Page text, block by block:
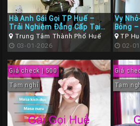
Hà Anh Gái Gọi TP Huế –
Trải Nghiệm Đẳng Cấp Tại
Cố Đô
Trung Tâm Thành Phố Huế
03-01-2026
Vy
Bỏng
Nghiệp
TP
02-
Giá check | 500
Tạm nghỉ
Giá
Tạm